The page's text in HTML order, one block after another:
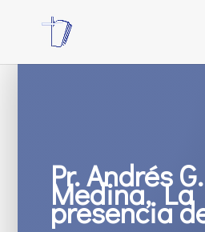
Pr. Andrés G.
Medina, La
presencia